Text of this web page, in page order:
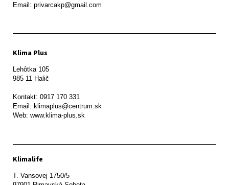
Email: privarcakp@gmail.com
Klima Plus
Lehôtka 105
985 11 Halič
Kontakt: 0917 170 331
Email: klimaplus@centrum.sk
Klimalife
T. Vansovej 1750/5